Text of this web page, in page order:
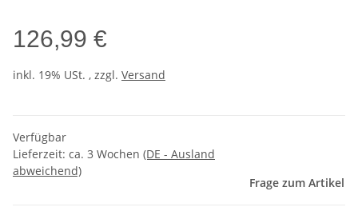
126,99 €
inkl. 19% USt. , zzgl. Versand
Verfügbar
Lieferzeit: ca. 3 Wochen (DE - Ausland
abweichend)
Frage zum Artikel